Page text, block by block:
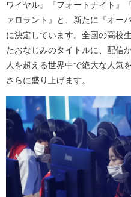
ワイヤル』『フォートナイト』
ァロラント』と、新たに『オー
に決定しています。全国の高校
たおなじみのタイトルに、配信
人を超える世界中で絶大な人気
さらに盛り上げます。